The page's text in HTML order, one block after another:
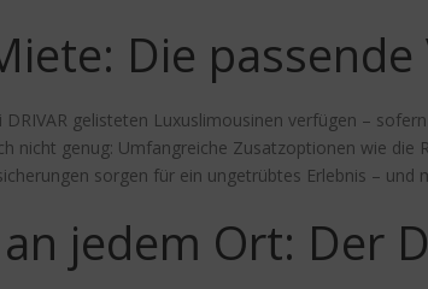
Die
DRIVAR gelisteten Luxuslimousinen verfügen –
nicht genug: Umfangreiche Zusatzoptionen wie die
sorgen für ein ungetrübtes Erlebnis – und
jedem Ort: Der